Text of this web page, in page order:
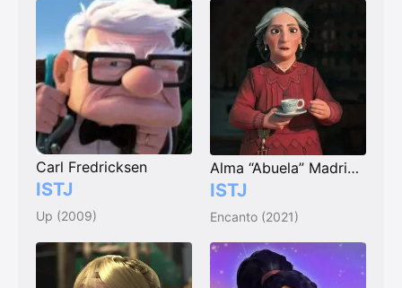
Carl Fredricksen
ISTJ
Up (2009)
Alma “Abuela” Madrigal
ISTJ
Encanto (2021)